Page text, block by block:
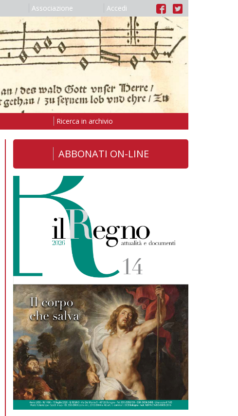
Associazione Accedi
Ricerca in archivio
ABBONATI ON-LINE